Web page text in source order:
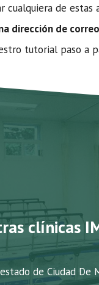
cualquiera de
dirección de
tutorial paso a
clínicas
de Ciudad